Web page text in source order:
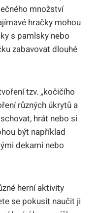
množství
hračky mohou
s pamlsky nebo
zabavovat dlouhé
tzv. „kočičího
různých úkrytů a
hrát nebo si
být například
dekami nebo
herní aktivity
se pokusit naučit ji